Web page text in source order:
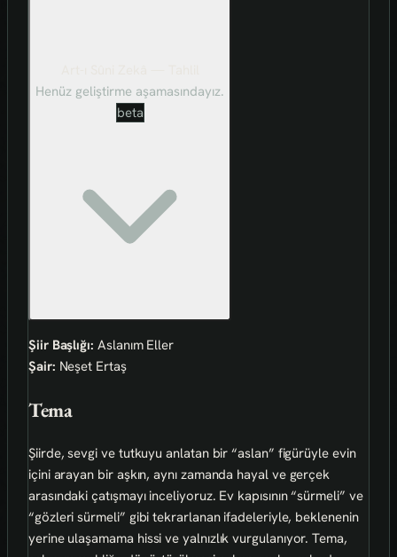
Henüz geliştirme aşamasındayız.
beta
Şiir Başlığı: Aslanım Eller
Şair: Neşet Ertaş
Tema
Şiirde, sevgi ve tutkuyu anlatan bir “aslan” figürüyle evin
içini arayan bir aşkın, aynı zamanda hayal ve gerçek
arasındaki çatışmayı inceliyoruz. Ev kapısının “sürmeli” ve
“gözleri sürmeli” gibi tekrarlanan ifadeleriyle, beklenenin
yerine ulaşamama hissi ve yalnızlık vurgulanıyor. Tema,